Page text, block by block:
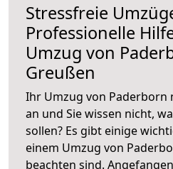
Stressfreie
Professionelle
Umzug von
Greußen
Ihr Umzug von Paderborn
an und Sie wissen nicht,
sollen? Es gibt einige
einem Umzug von
beachten sind.